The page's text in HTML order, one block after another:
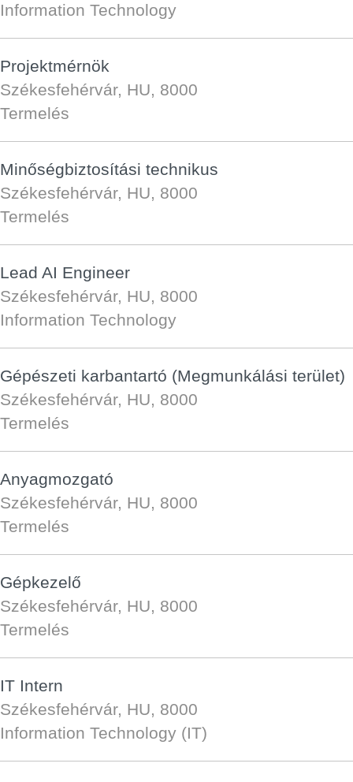
Information Technology
Projektmérnök
Székesfehérvár, HU, 8000
Termelés
Minőségbiztosítási technikus
Székesfehérvár, HU, 8000
Termelés
Lead AI Engineer
Székesfehérvár, HU, 8000
Information Technology
Gépészeti karbantartó (Megmunkálási terület)
Székesfehérvár, HU, 8000
Termelés
Anyagmozgató
Székesfehérvár, HU, 8000
Termelés
Gépkezelő
Székesfehérvár, HU, 8000
Termelés
IT Intern
Székesfehérvár, HU, 8000
Information Technology (IT)